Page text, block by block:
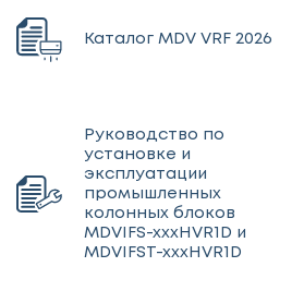
Каталог MDV VRF 2026
Руководство по
установке и
эксплуатации
промышленных
колонных блоков
MDVIFS-xxxHVR1D и
MDVIFST-xxxHVR1D